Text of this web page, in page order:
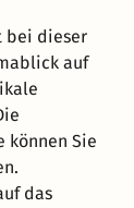
bei dieser
auf
können Sie
das